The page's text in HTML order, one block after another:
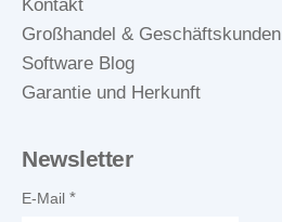
Kontakt
Großhandel & Geschäftskunden
Software Blog
Garantie und Herkunft
Newsletter
E-Mail